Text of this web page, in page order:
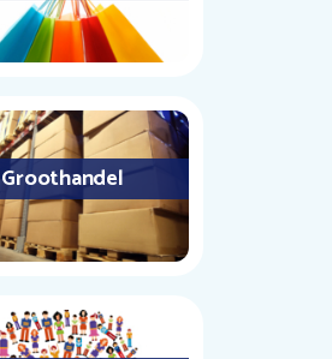
Groothandel